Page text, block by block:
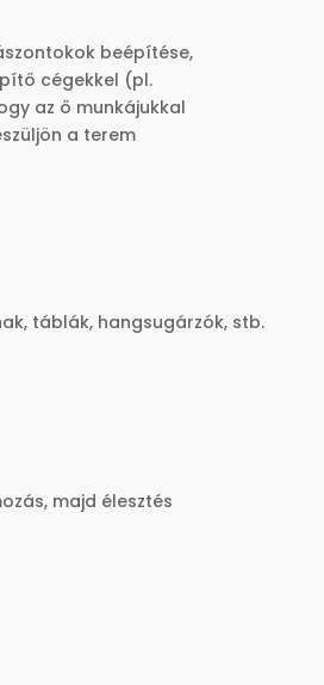
beépítése,
cégekkel (pl.
az ő munkájukkal
a terem
táblák, hangsugárzók, stb.
majd élesztés